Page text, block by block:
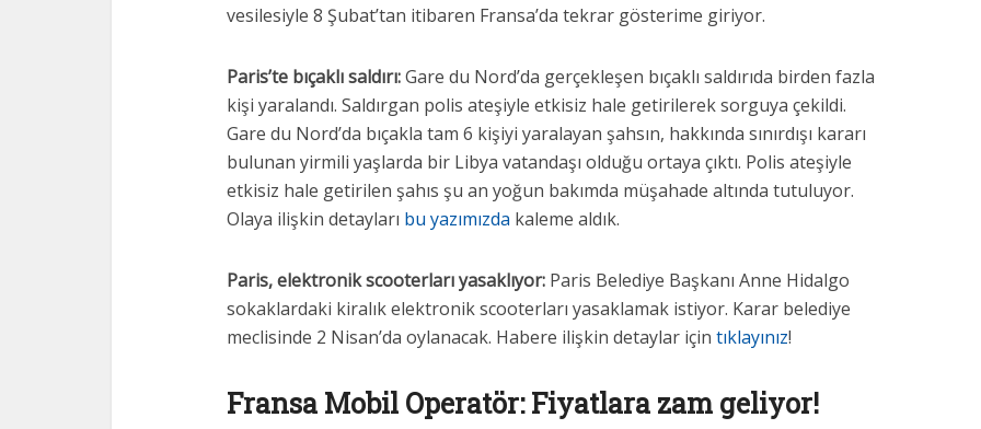
vesilesiyle 8 Şubat’tan itibaren Fransa’da tekrar gösterime giriyor.
Paris’te bıçaklı saldırı:Gare du Nord’da gerçekleşen bıçaklı saldırıda birden fazla
kişi yaralandı. Saldırgan polis ateşiyle etkisiz hale getirilerek sorguya çekildi.
Gare du Nord’da bıçakla tam 6 kişiyi yaralayan şahsın, hakkında sınırdışı kararı
bulunan yirmili yaşlarda bir Libya vatandaşı olduğu ortaya çıktı. Polis ateşiyle
etkisiz hale getirilen şahıs şu an yoğun bakımda müşahade altında tutuluyor.
Olaya ilişkin detayları bu yazımızda kaleme aldık.
Paris, elektronik scooterları yasaklıyor: Paris Belediye Başkanı Anne Hidalgo
sokaklardaki kiralık elektronik scooterları yasaklamak istiyor. Karar belediye
meclisinde 2 Nisan’da oylanacak. Habere ilişkin detaylar için tıklayınız!
Fransa Mobil Operatör: Fiyatlara zam geliyor!